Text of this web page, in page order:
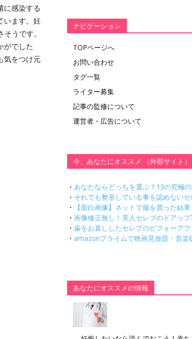
に感染する
います。妊
うです。
がでした
気をつけ元
ー
ナビゲーション
TOPページへ
お問い合わせ
タグ一覧
ライター募集
記事の監修について
運営者・広告について
今、あなたにオススメ （外部サイト）
・ あなたならどっちを選ぶ？13の究極
・ それでも整形している事を認めない
・
【面白画像】ネットで服を買った結果
・ 画像修正無し！美人セレブのドアッ
・ 歯をお直ししたセレブのビフォーアフ
・ amazonプライムで映画見放題・音楽
あなたにオススメの情報